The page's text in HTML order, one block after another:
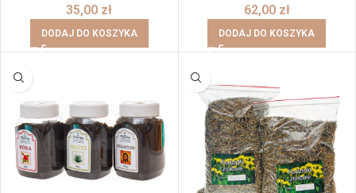
35,00 zł
DODAJ DO KOSZYKA
62,00 zł
DODAJ DO KOSZYKA